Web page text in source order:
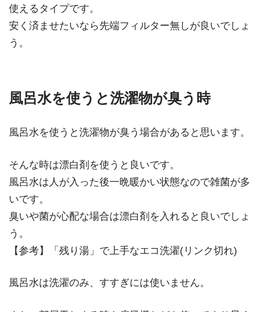
使えるタイプです。
安く済ませたいなら先端フィルター無しが良いでしょ
う。
風呂水を使うと洗濯物が臭う時
風呂水を使うと洗濯物が臭う場合があると思います。
そんな時は漂白剤を使うと良いです。
風呂水は人が入った後一晩暖かい状態なので雑菌が多
いです。
臭いや菌が心配な場合は漂白剤を入れると良いでしょ
う。
【参考】「残り湯」で上手なエコ洗濯(リンク切れ)
風呂水は洗濯のみ、すすぎには使いません。